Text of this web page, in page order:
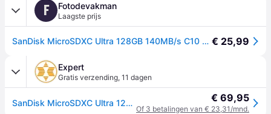
F Fotodevakman
Laagste prijs
SanDisk MicroSDXC Ultra 128GB 140MB/s C10 - Sda UHS-I 2pack € 25,99
Expert
Gratis verzending, 11 dagen
SanDisk MicroSDXC Ultra 128GB 140mb/s C10 - SDA UHS-I 2Pack Micro SD-kaart Grijs € 69,95
Of 3 betalingen van € 23,31/mnd.